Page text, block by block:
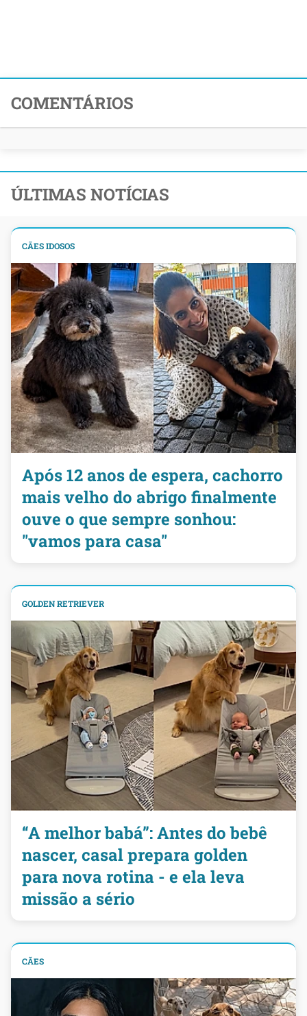
COMENTÁRIOS
ÚLTIMAS NOTÍCIAS
CÃES IDOSOS
Após 12 anos de espera, cachorro
mais velho do abrigo finalmente
ouve o que sempre sonhou:
"vamos para casa"
GOLDEN RETRIEVER
“A melhor babá”: Antes do bebê
nascer, casal prepara golden
para nova rotina - e ela leva
missão a sério
CÃES